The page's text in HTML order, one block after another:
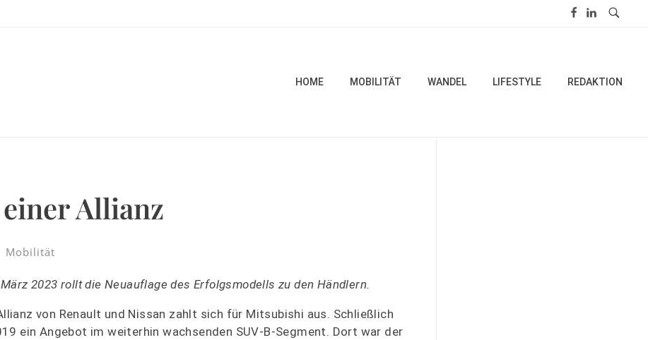
HOME MOBILITÄT WANDEL LIFESTYLE REDAKTION
Allianz
Mobilität
2023 rollt die Neuauflage des Erfolgsmodells zu den Händlern.
von Renault und Nissan zahlt sich für Mitsubishi aus. Schließlich
ein Angebot im weiterhin wachsenden SUV-B-Segment. Dort war der